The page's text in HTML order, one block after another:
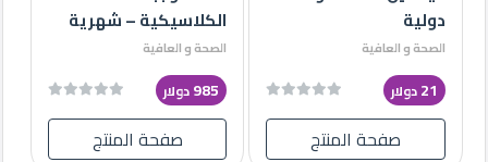
دولية
الصحة و العافية
21دولار
صفحة المنتج
الكلاسيكية – شهرية
الصحة و العافية
985دولار
صفحة المنتج